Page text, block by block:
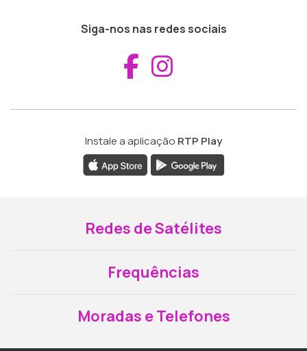
Siga-nos nas redes sociais
Aceder ao
Instale a aplicação RTP Play
Redes de Satélites
Frequências
Moradas e Telefones